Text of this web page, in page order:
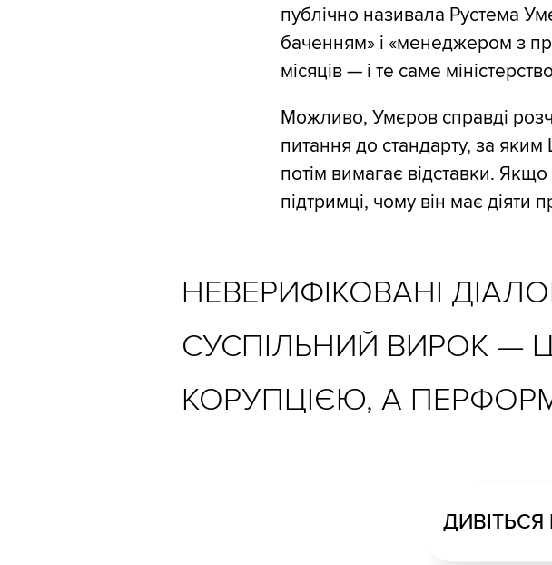
публічно називала Рустема
баченням» і «менеджером з
місяців — і те саме
Можливо, Умєров справді
питання до стандарту, за
потім вимагає відставки. Якщо
підтримці, чому він має діяти
НЕВЕРИФІКОВАНІ
СУСПІЛЬНИЙ ВИРОК —
КОРУПЦІЄЮ, А
ДИВІТЬСЯ